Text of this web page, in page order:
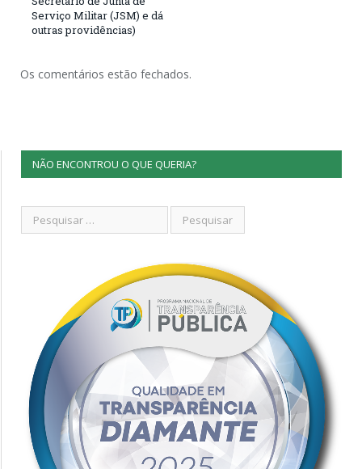
Serviço Militar (JSM) e dá
outras providências)
Os comentários estão fechados.
NÃO ENCONTROU O QUE QUERIA?